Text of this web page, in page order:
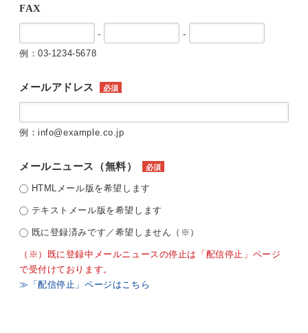
FAX
-
-
例：03-1234-5678
メールアドレス 必須
例：info@example.co.jp
メールニュース（無料） 必須
HTMLメール版を希望します
テキストメール版を希望します
既に登録済みです／希望しません（※）
（※）既に登録中メールニュースの停止は「配信停止」ページ
で受付けております。
≫「配信停止」ページはこちら